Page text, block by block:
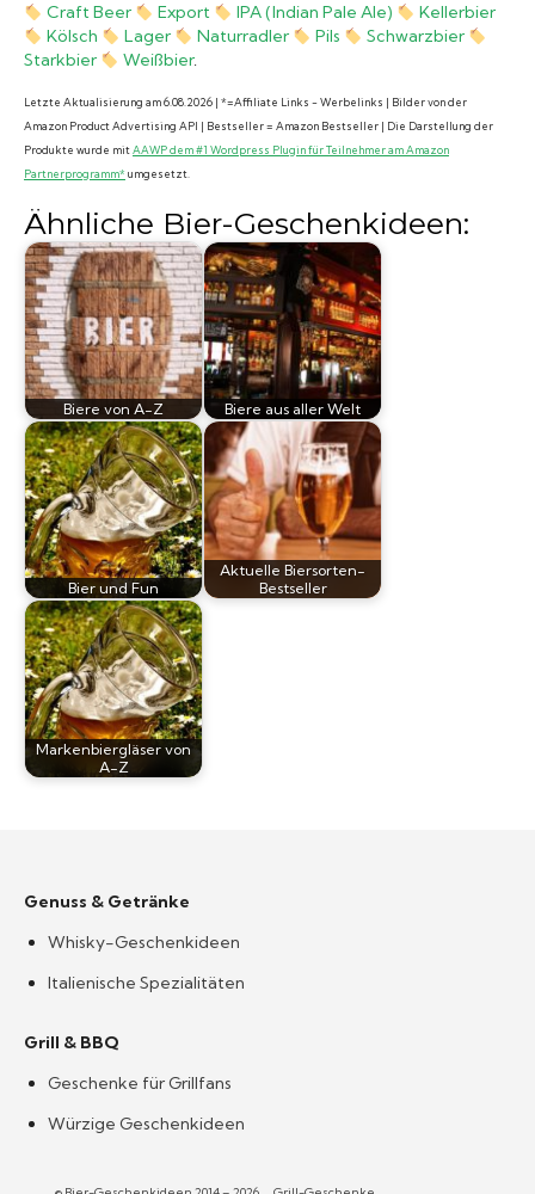
Craft Beer Export IPA (Indian Pale Ale)
Kellerbier
Kölsch
Lager Naturradler Pils
Schwarzbier
Starkbier
Weißbier.
Letzte Aktualisierung am 6.08.2026 | *=Affiliate Links - Werbelinks | Bilder von der
Amazon Product Advertising API | Bestseller = Amazon Bestseller | Die Darstellung der
Produkte wurde mitAAWP dem #1 Wordpress Plugin für Teilnehmer am Amazon
Partnerprogramm* umgesetzt.
Ähnliche Bier-Geschenkideen:
Biere von A-Z Biere aus aller Welt
Bier und Fun
Aktuelle Biersorten-
Bestseller
Markenbiergläser von
A-Z
Genuss & Getränke
Whisky-Geschenkideen
Italienische Spezialitäten
Grill & BBQ
Geschenke für Grillfans
Würzige Geschenkideen